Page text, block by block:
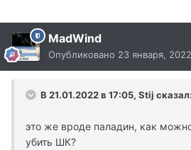
MadWind
Опубликовано 23 января, 2022
В 21.01.2022 в 17:05, Stij сказал:
это же вроде паладин, как
убить ШК?